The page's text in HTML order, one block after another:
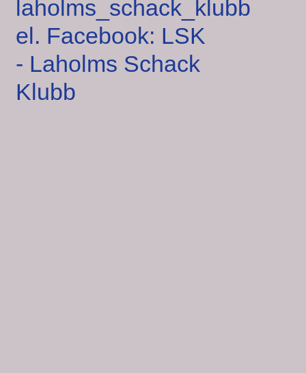
laholms_schack_klubb
el. Facebook: LSK
- Laholms Schack
Klubb